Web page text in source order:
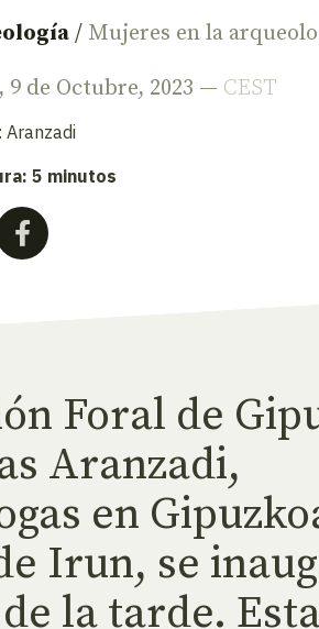
/ Mujeres en la
, 9 de Octubre, 2023 — CEST
Aranzadi
5 minutos
Foral de
Aranzadi,
en
Irun, se
la tarde.